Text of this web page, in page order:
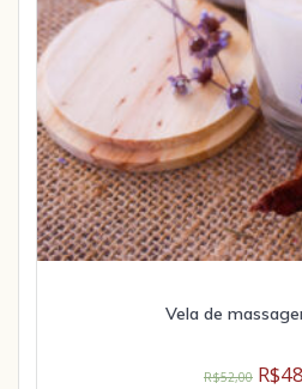
Vela de
R$52,00 R$